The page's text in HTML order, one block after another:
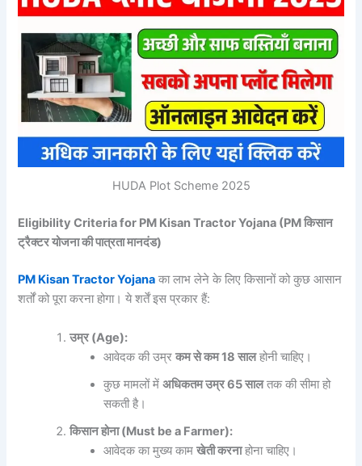
HUDA Plot Scheme 2025
Eligibility Criteria for PM Kisan Tractor Yojana (PMकिसान
ट्रैक्टरयोजनाकीपात्रतामानदंड)
PM Kisan Tractor Yojana का लाभ लेने के लिए किसानों को कुछ आसान
शर्तों को पूरा करना होगा। ये शर्तें इस प्रकार हैं:
उम्र (Age):
आवेदक की उम्रकमसेकम 18सालहोनी चाहिए।
कुछ मामलों मेंअधिकतमउम्र 65सालतक की सीमा हो
सकती है।
किसानहोना (Must be a Farmer):
आवेदक का मुख्य कामखेतीकरनाहोना चाहिए।